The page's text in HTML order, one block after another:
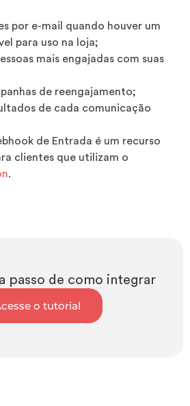
por e-mail quando houver um
para uso na loja;
mais engajadas com suas
de reengajamento;
de cada comunicação
de Entrada é um recurso
clientes que utilizam o
.
passo de como integrar
o tutorial